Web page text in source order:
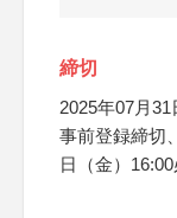
締切
2025年07月31
事前登録締切
日（金）